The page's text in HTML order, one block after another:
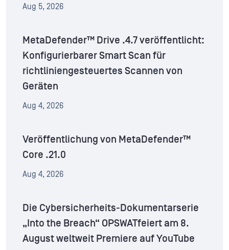
Aug 5, 2026
MetaDefender™ Drive .4.7 veröffentlicht:
Konfigurierbarer Smart Scan für
richtliniengesteuertes Scannen von
Geräten
Aug 4, 2026
Veröffentlichung von MetaDefender™
Core .21.0
Aug 4, 2026
Die Cybersicherheits-Dokumentarserie
„Into the Breach“ OPSWATfeiert am 8.
August weltweit Premiere auf YouTube